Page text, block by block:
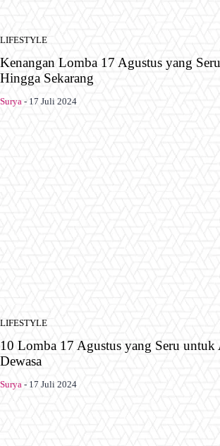
LIFESTYLE
Kenangan Lomba 17 Agustus yang
Hingga Sekarang
Surya - 17 Juli 2024
LIFESTYLE
10 Lomba 17 Agustus yang Seru untuk
Dewasa
Surya - 17 Juli 2024